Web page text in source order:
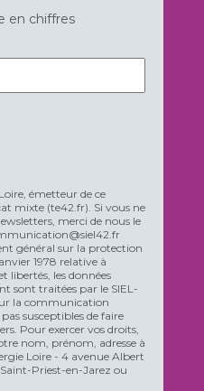
en chiffres
émetteur de ce
mixte (te42.fr). Si vous ne
merci de nous le
général sur la protection
1978 relative à
libertés, les données
sont traitées par le SIEL-
la communication
susceptibles de faire
Pour exercer vos droits,
nom, prénom, adresse à
Loire - 4 avenue Albert
Priest-en-Jarez ou